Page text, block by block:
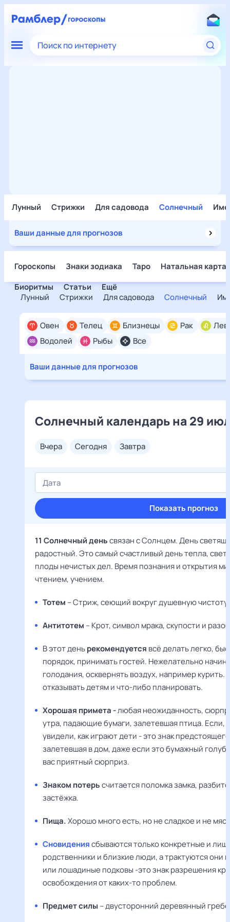
Поиск по интернету
Лунный Стрижки Для садовода Солнечный
Ваши данные для прогнозов
Гороскопы Знаки зодиака Таро
Натальная карта
Биоритмы
Статьи
Ещё
Лунный
Стрижки Для садовода Солнечный
Все
Овен Телец Близнецы Рак
Лев
Водолей
Рыбы
Ваши данные для прогнозов
Солнечный календарь на 29
вчера сегодня завтра
Показать прогноз
11 Солнечный деньсвязан с Солнцем. День
радостный. Это самый счастливый день тепла,
плоды нечистых дел. Время познания и открытия
чтением, учением.
Тотем – Стриж, сеющий вокруг душевную
Антитотем – Крот, символ мрака, скупости и
В этот деньрекомендуется всё делать легко,
порядок, принимать гостей. Нежелательно
голодания, осквернять воздух, например курить.
отказывать детям и что-либо планировать.
Хорошая примета -любая неожиданность,
утра, падающие бумаги, залетевшая птица. Если,
увидели, как играют дети - это знак
залетевшая в дом, даже если это бумажный
вас приятный сюрприз.
Знаком потерьсчитается поломка замка,
застёжка.
Пища.Хорошо много есть, но не сладкое и не
Сновидениясбываются только конкретные и
родственники и близкие люди, а трактуются они
или лошадиные подковы -это знак разрешения
освобождения от каких-то проблем.
Предмет силы – двусторонний деревянный